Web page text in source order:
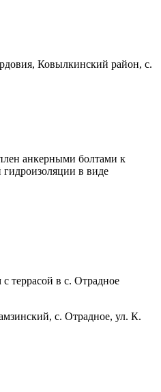
Ковылкинский район, с.
анкерными болтами к
гидроизоляции в виде
террасой в с. Отрадное
с. Отрадное, ул. К.